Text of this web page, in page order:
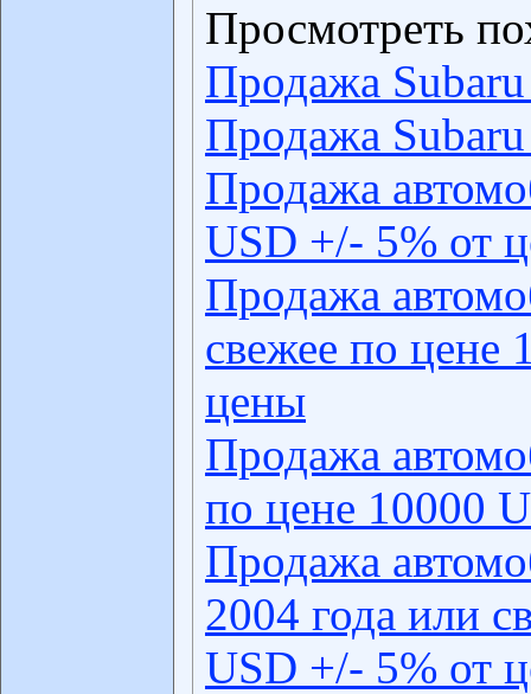
Просмотреть
Продажа
Продажа
Продажа
USD +/- 5% от
Продажа
свежее по цене
цены
Продажа
по цене 10000
Продажа
2004 года или
USD +/- 5% от